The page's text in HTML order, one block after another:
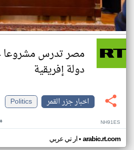
مصر تدرس مشروعا
دولة إفريقية
اخبار جزر القمر
Politics
NH91ES
ار تي عربي• arabic.rt.com